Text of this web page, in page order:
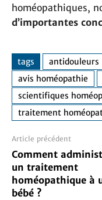
homéopathiques,
d’importantes
tags
antidouleurs
avis homéopathie
scientifiques
traitement
Article précédent
Comment
un traitement
homéopathique à
bébé ?